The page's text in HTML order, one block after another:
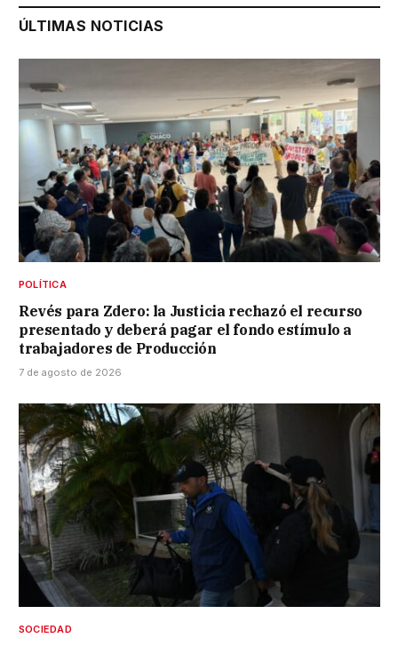
ÚLTIMAS NOTICIAS
POLÍTICA
Revés para Zdero: la Justicia rechazó el recurso
presentado y deberá pagar el fondo estímulo a
trabajadores de Producción
7 de agosto de 2026
SOCIEDAD